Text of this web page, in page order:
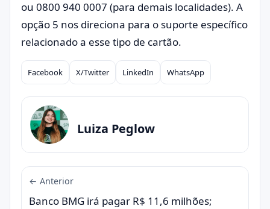
ou 0800 940 0007 (para demais localidades). A
opção 5 nos direciona para o suporte específico
relacionado a esse tipo de cartão.
Compartilhar
Facebook X/Twitter LinkedIn WhatsApp
Luiza Peglow
← Anterior
Banco BMG irá pagar R$ 11,6 milhões;